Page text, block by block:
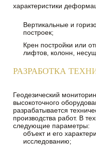
характеристики
Вертикальные и
построек;
Крен постройки или
лифтов, колонн,
РАЗРАБОТКА
Геодезический
высокоточного
разрабатывается
производства работ. В
следующие параметры:
объект и его
исследованию;